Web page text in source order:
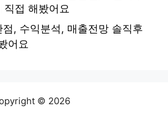
접 해봤어요
, 수익분석, 매출전망 솔직후
어요
© 2026